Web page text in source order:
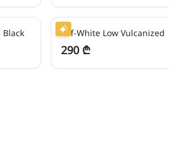
72₾/თვეში
Off-White Low Vulcanized
290 ₾